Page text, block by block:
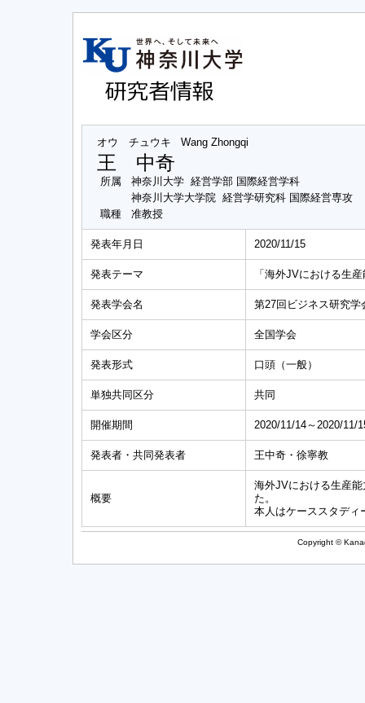
オウ チュウキ Wang Zhongqi
王 中奇
所属
神奈川大学 経営学部 国際経営学科
神奈川大学大学院 経営学研究科 国際経営専攻
職種
准教授
発表年月日 2020/11/15
発表テーマ 「海外JVにおける生
発表学会名 第27回ビジネス研究学
学会区分 全国学会
発表形式 口頭（一般）
単独共同区分 共同
開催期間 2020/11/14～2020/11/
発表者・共同発表者 王中奇・徐寧教
概要
海外JVにおける生産
た。
本人はケーススタディ
Copyright ©